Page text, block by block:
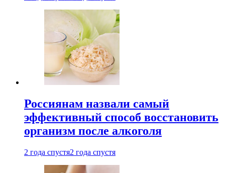
Россиянам назвали самый
эффективный способ восстановить
организм после алкоголя
2 года спустя2 года спустя